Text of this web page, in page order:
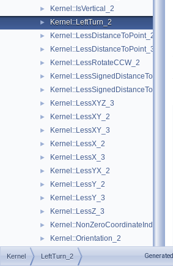
► Kernel::IsVertical_2
► Kernel::LeftTurn_2
► Kernel::LessDistanceToPoint_2
► Kernel::LessDistanceToPoint_3
► Kernel::LessRotateCCW_2
►
►
► Kernel::LessXYZ_3
► Kernel::LessXY_2
► Kernel::LessXY_3
► Kernel::LessX_2
► Kernel::LessX_3
► Kernel::LessYX_2
► Kernel::LessY_2
► Kernel::LessY_3
► Kernel::LessZ_3
► Kernel::NonZeroCoordinateIndex_3
► Kernel::Orientation_2
► Kernel::Orientation_3
Kernel LeftTurn_2